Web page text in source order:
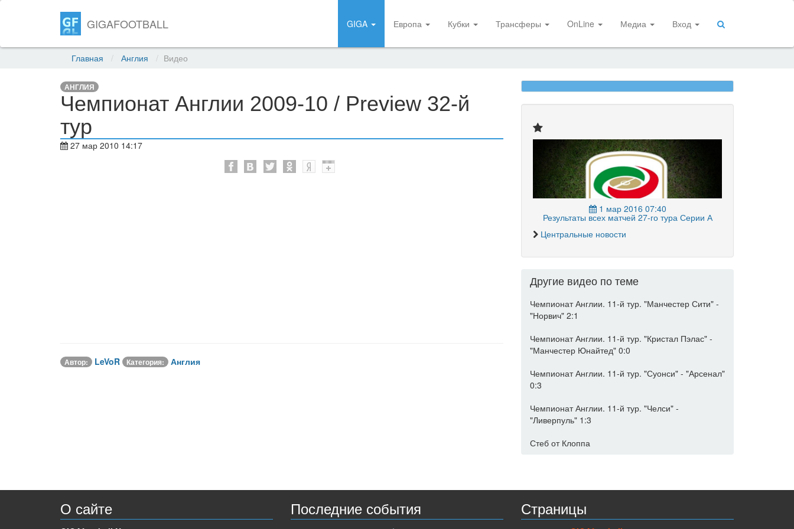
GIGAFOOTBALL GIGA Европа Кубки Трансферы OnLine Медиа Вход
Главная Англия Видео
АНГЛИЯ
Чемпионат Англии 2009-10 / Preview 32-й
тур
27 мар 2010 14:17
Автор: LeVoR Категория: Англия
1 мар 2016 07:40
Результаты всех матчей 27-го тура Серии А
Центральные новости
Другие видео по теме
Чемпионат Англии. 11-й тур. "Манчестер Сити" -
"Норвич" 2:1
Чемпионат Англии. 11-й тур. "Кристал Пэлас" -
"Манчестер Юнайтед" 0:0
Чемпионат Англии. 11-й тур. "Суонси" - "Арсенал"
0:3
Чемпионат Англии. 11-й тур. "Челси" -
"Ливерпуль" 1:3
Стеб от Клоппа
О сайте Последние события Страницы